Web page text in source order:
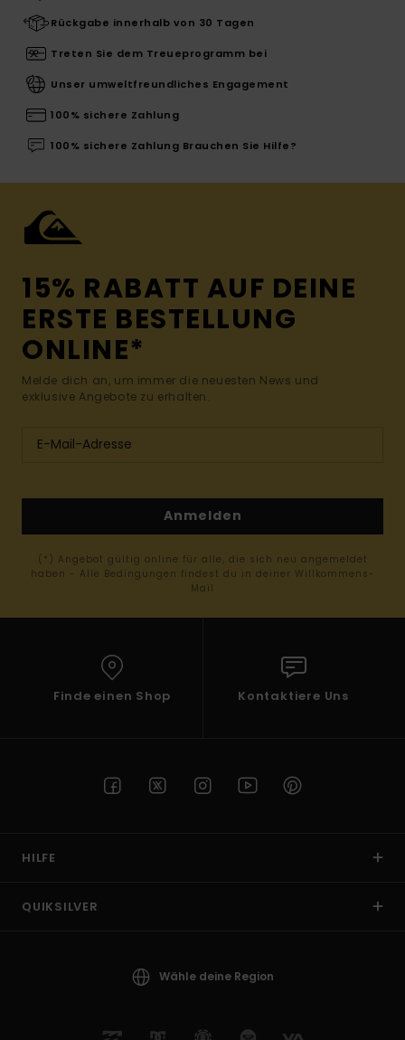
Rückgabe innerhalb von 30 Tagen
Treten Sie dem Treueprogramm bei
Unser umweltfreundliches Engagement
100% sichere Zahlung
100% sichere Zahlung Brauchen Sie Hilfe?
15% RABATT AUF DEINE
ERSTE BESTELLUNG
ONLINE*
Melde dich an, um immer die neuesten News und
exklusive Angebote zu erhalten.
Anmelden
(*) Angebot gültig online für alle, die sich neu angemeldet
haben - Alle Bedingungen findest du in deiner Willkommens-
Mail
Finde einen Shop Kontaktiere Uns
HILFE
QUIKSILVER
Wähle deine Region